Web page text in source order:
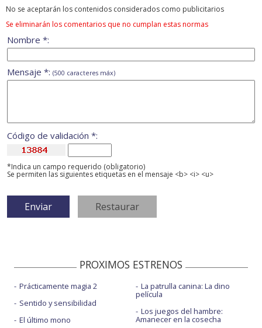
No se aceptarán los contenidos considerados como publicitarios
Se eliminarán los comentarios que no cumplan estas normas
Nombre *:
Mensaje *: (500 caracteres máx)
Código de validación *:
*Indica un campo requerido (obligatorio)
Se permiten las siguientes etiquetas en el mensaje <b> <i> <u>
PROXIMOS ESTRENOS
Prácticamente magia 2
Sentido y sensibilidad
El último mono
La patrulla canina: La dino
película
Los juegos del hambre:
Amanecer en la cosecha